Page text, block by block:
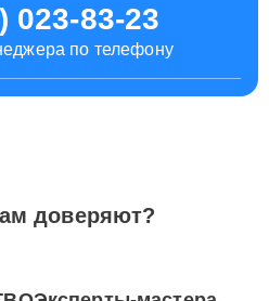
023-83-23
по телефону
доверяют?